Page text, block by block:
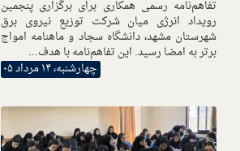
تفاهم‌نامه رسمی همکاری برای برگزاری پنجمین
رویداد انرژی میان شرکت توزیع نیروی برق
شهرستان مشهد، دانشگاه سجاد و ماهنامه امواج
برتر به امضا رسید. این تفاهم‌نامه با هدف...
چهارشنبه، ۱۴ مرداد ۰۵